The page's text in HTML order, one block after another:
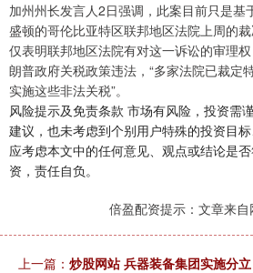
加州州长发言人2日强调，此案目前只是基
盛顿的哥伦比亚特区联邦地区法院上周的
仅表明联邦地区法院有对这一诉讼的审理
朗普政府关税政策违法，“多家法院已裁定
实施这些非法关税”。
风险提示及免责条款 市场有风险，投资需
建议，也未考虑到个别用户特殊的投资目
应考虑本文中的任何意见、观点或结论是
资，责任自负。
倍盈配资提示：文章来自
上一篇： 炒股网站 兵器装备集团实施分